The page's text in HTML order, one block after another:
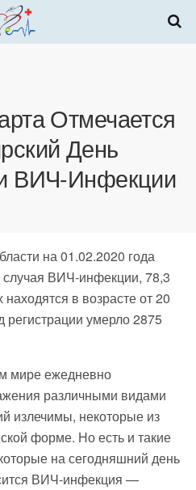
Отмечается
День
ВИЧ-Инфекции
на 01.02.2020 года
случая ВИЧ-инфекции, 78,3
в возрасте от 20
регистрации умерло 2875
мире ежедневно
различными видами
излечимы, некоторые из
форме. Но есть и такие
на сегодняшний день
ВИЧ-инфекция —